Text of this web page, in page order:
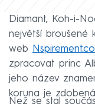
Diamant, Koh-i-
největší broušené
web
zpracovat princ
jeho název
koruna je
Než se stal